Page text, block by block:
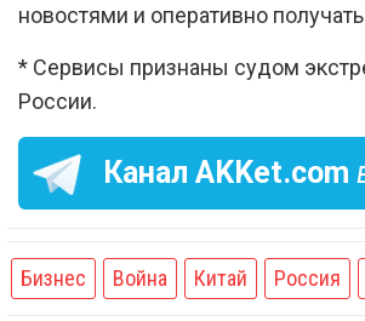
новостями и оперативно
* Сервисы признаны судом
России.
Канал AKKet.com
Бизнес Война Китай Россия